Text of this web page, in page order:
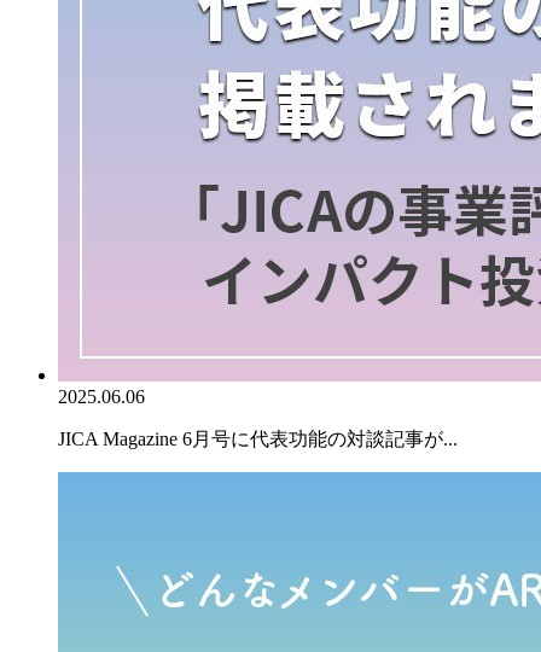
2025.06.06
JICA Magazine 6月号に代表功能の対談記事が...